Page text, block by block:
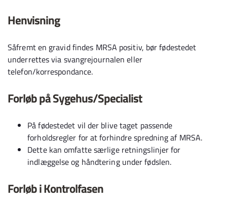
Henvisning
Såfremt en gravid findes MRSA positiv, bør fødestedet
underrettes via svangrejournalen eller
telefon/korrespondance.
Forløb på Sygehus/Specialist
På fødestedet vil der blive taget passende
forholdsregler for at forhindre spredning af MRSA.
Dette kan omfatte særlige retningslinjer for
indlæggelse og håndtering under fødslen.
Forløb i Kontrolfasen